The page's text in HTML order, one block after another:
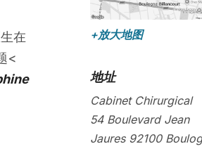
在
<
+放大地图
地址
Cabinet Chirurgical
54 Boulevard Jean
Jaures 92100